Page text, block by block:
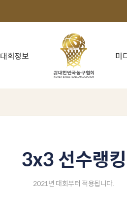
대회정보 미
3x3 선수랭킹
2021년 대회부터 적용됩니다.